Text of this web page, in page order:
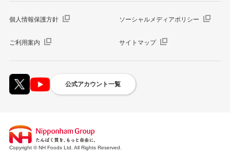
個人情報保護方針 ソーシャルメディアポリシー
ご利用案内 サイトマップ
公式アカウント一覧
Copyright © NH Foods Ltd. All Rights Reserved.